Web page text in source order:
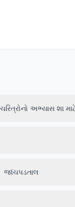
અભ્યાસ શા
જાંચપડતાલ